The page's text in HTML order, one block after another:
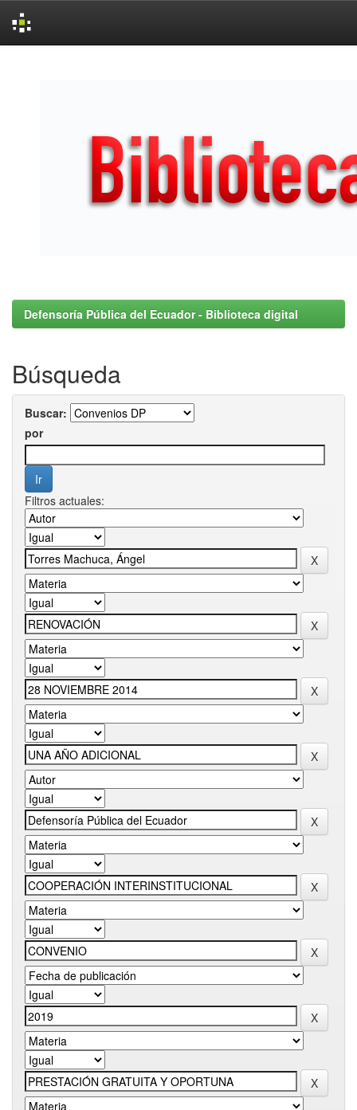
Defensoría Pública del Ecuador - Biblioteca digital
Búsqueda
Buscar:
por
Filtros actuales: